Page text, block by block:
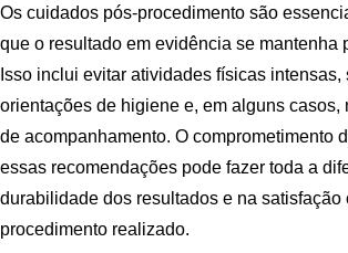
Os cuidados pós-procedimento são
que o resultado em evidência se mantenha
Isso inclui evitar atividades físicas intensas,
orientações de higiene e, em alguns casos,
de acompanhamento. O comprometimento
essas recomendações pode fazer toda a
durabilidade dos resultados e na satisfação
procedimento realizado.